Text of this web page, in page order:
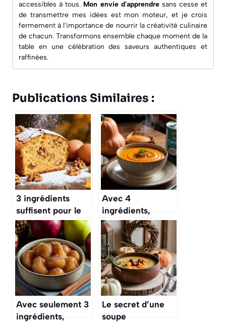
accessibles à tous. Mon envie d'apprendresans cesse et
de transmettre mes idées est mon moteur, et je crois
fermement à l'importance de nourrir la créativité culinaire
de chacun. Transformons ensemble chaque moment de la
table en une célébration des saveurs authentiques et
raffinées.
Publications Similaires :
3 ingrédients
suffisent pour le
cake aux noix le
plus gourmand
des goûters
d’automne
Avec 4
ingrédients,
cuisinez la soupe
de courge la plus
réconfortante de
l’automne
Avec seulement 3
ingrédients,
Le secret d’une
soupe